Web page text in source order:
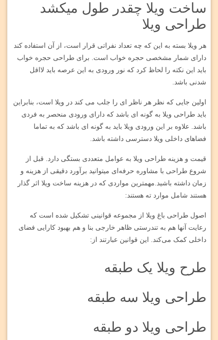
ساخت ویلا چقدر طول میکشد
طراحی ویلا
هر ویلا بسته به این که چه تعداد نفراتی قرار است، از آن استفاده کند
دارای شمار مشخصی حجره خواب است. برای طراحی حجره خواب
باید این نکته را لحاظ کرد که نور ورودی به این عرصه باید لااقل
شدنی باشد.
اولین جایی که نظر هر ناظر ای را جلب می کند در ویلا است، بنابراین
باید طراحی ویلا به گونه ای باشد که دارای ورودی منحصر به فردی
باشد. علاوه بر این ورودی ویلا باید به گونه ای باشد که به تماما
فضاهای داخلی ویلا دسترسی داشته باشد.
قیمت و هزینه طراحی ویلا به عوامل متعددی بستگی دارد. قبل از
شروع طراحی با مشاوره حرفه‌ای میتوانید برآورد دقیقی از هزینه و
زمان داشته باشید.مهمترین مواردی که در هزینه ساخت ویلا اثر گذار
هستند شامل موارد ته هستند:
اصول طراحی باغ ویلا از مجموعه قوانینی تشکیل شده است که
رعایت آنها هم به تندرستی ظاهر خارجی بنا و هم بهبود کارایی فضای
داخلی کمک می‌کند. این قوانین عبارتند از:
طرح ویلا یک طبقه
طراحی ویلا سه طبقه
طراحی ویلا دو طبقه